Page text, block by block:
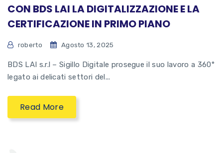
CON BDS LAI LA DIGITALIZZAZIONE E LA
CERTIFICAZIONE IN PRIMO PIANO
roberto Agosto 13, 2025
BDS LAI s.r.l – Sigillo Digitale prosegue il suo lavoro a 360°
legato ai delicati settori del...
Read More